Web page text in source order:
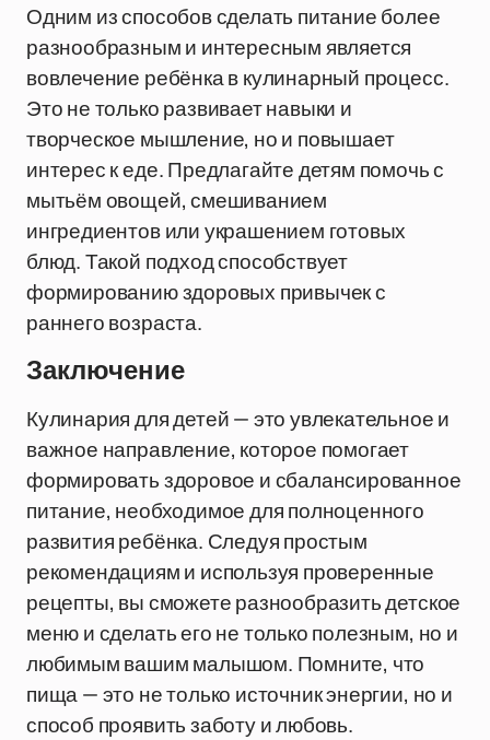
Одним из способов сделать питание более
разнообразным и интересным является
вовлечение ребёнка в кулинарный процесс.
Это не только развивает навыки и
творческое мышление, но и повышает
интерес к еде. Предлагайте детям помочь с
мытьём овощей, смешиванием
ингредиентов или украшением готовых
блюд. Такой подход способствует
формированию здоровых привычек с
раннего возраста.
Заключение
Кулинария для детей — это увлекательное и
важное направление, которое помогает
формировать здоровое и сбалансированное
питание, необходимое для полноценного
развития ребёнка. Следуя простым
рекомендациям и используя проверенные
рецепты, вы сможете разнообразить детское
меню и сделать его не только полезным, но и
любимым вашим малышом. Помните, что
пища — это не только источник энергии, но и
способ проявить заботу и любовь.